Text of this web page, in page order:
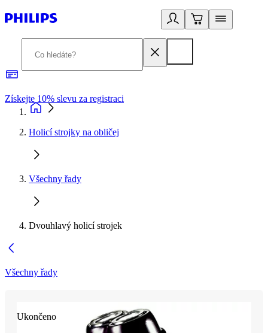
Získejte 10% slevu za registraci
Holicí strojky na obličej
Všechny řady
Dvouhlavý holicí strojek
Všechny řady
Ukončeno